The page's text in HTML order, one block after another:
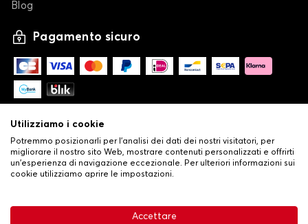
Blog
Pagamento sicuro
Condizioni generali di vendita•
Utilizziamo i cookie
Potremmo posizionarli per l'analisi dei dati dei nostri visitatori, per
migliorare il nostro sito Web, mostrare contenuti personalizzati e offrirti
un'esperienza di navigazione eccezionale. Per ulteriori informazioni sui
cookie utilizziamo aprire le impostazioni.
Accettare